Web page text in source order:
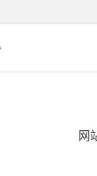
网